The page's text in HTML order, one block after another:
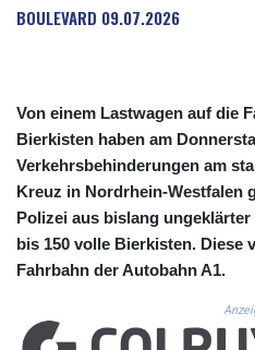
BOULEVARD 09.07.2026
Von einem Lastwagen auf die
Bierkisten haben am
Verkehrsbehinderungen am
Kreuz in Nordrhein-Westfalen
Polizei aus bislang
bis 150 volle Bierkisten. Diese
Fahrbahn der Autobahn A1.